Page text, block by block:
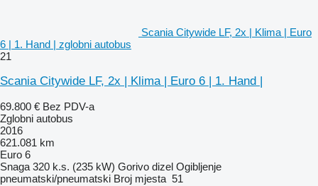
Scania Citywide LF, 2x | Klima | Euro
6 | 1. Hand | zglobni autobus
21
Scania Citywide LF, 2x | Klima | Euro 6 | 1. Hand |
69.800 € Bez PDV-a
Zglobni autobus
2016
621.081 km
Euro 6
Snaga 320 k.s. (235 kW) Gorivo dizel Ogibljenje
pneumatski/pneumatski Broj mjesta 51